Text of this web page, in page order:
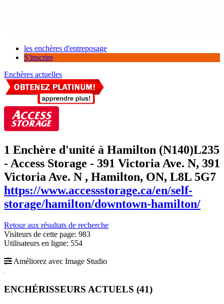
les enchères d'entreposage
S'inscrire
Enchères actuelles
1 Enchère d'unité à Hamilton (N140)L235
- Access Storage - 391 Victoria Ave. N, 391
Victoria Ave. N , Hamilton, ON, L8L 5G7
https://www.accessstorage.ca/en/self-
storage/hamilton/downtown-hamilton/
Retour aux résultats de recherche
Visiteurs de cette page: 983
Utilisateurs en ligne: 554
Améliorez avec Image Studio
ENCHÉRISSEURS ACTUELS (41)